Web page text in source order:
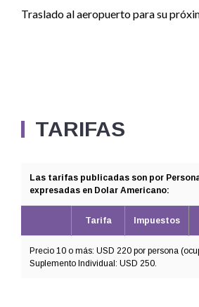
Traslado al aeropuerto para su
TARIFAS
Las tarifas publicadas son por
expresadas en Dolar Americano:
Tarifa Impuestos
Precio 10 o más: USD 220 por persona
Suplemento Individual: USD 250.